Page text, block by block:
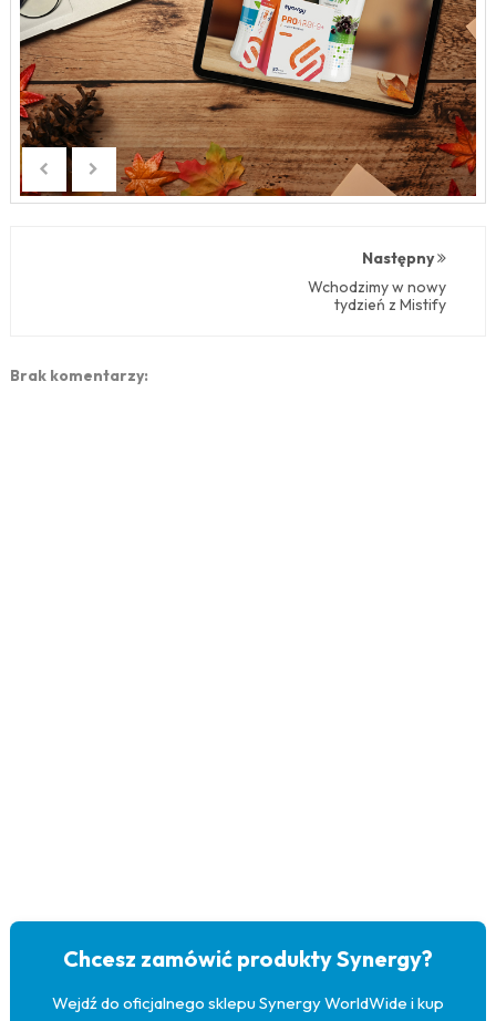
Następny
Wchodzimy w nowy
tydzień z Mistify
Brak komentarzy:
Chcesz zamówić produkty Synergy?
Wejdź do oficjalnego sklepu Synergy WorldWide i kup